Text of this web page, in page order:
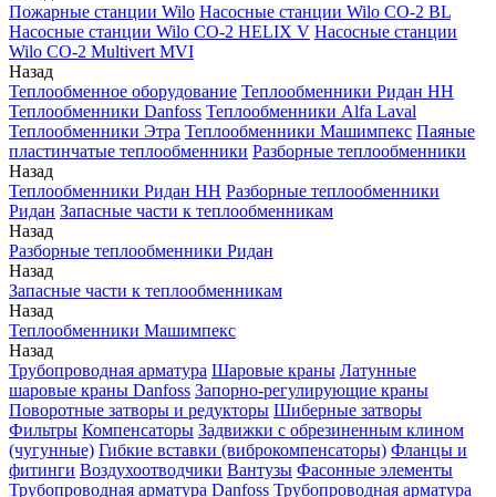
Пожарные станции Wilo Насосные станции Wilo CO-2 BL
Насосные станции Wilo CO-2 HELIX V Насосные станции
Wilo CO-2 Multivert MVI
Назад
Теплообменное оборудование Теплообменники Ридан НН
Теплообменники Danfoss Теплообменники Alfa Laval
Теплообменники Этра Теплообменники Машимпекс Паяные
пластинчатые теплообменники Разборные теплообменники
Назад
Теплообменники Ридан НН Разборные теплообменники
Ридан Запасные части к теплообменникам
Назад
Разборные теплообменники Ридан
Назад
Запасные части к теплообменникам
Назад
Теплообменники Машимпекс
Назад
Трубопроводная арматура Шаровые краны Латунные
шаровые краны Danfoss Запорно-регулирующие краны
Поворотные затворы и редукторы Шиберные затворы
Фильтры Компенсаторы Задвижки с обрезиненным клином
(чугунные) Гибкие вставки (виброкомпенсаторы) Фланцы и
фитинги Воздухоотводчики Вантузы Фасонные элементы
Трубопроводная арматура Danfoss Трубопроводная арматура